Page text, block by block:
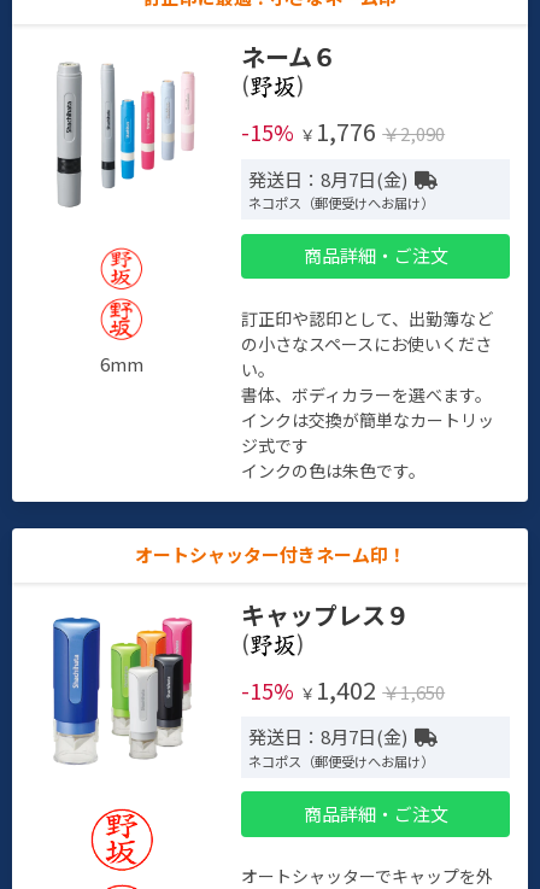
6mm
ネーム６
(
)
-15% ￥ 1,776 ￥2,090
発送日：8月7日(金)
ネコポス（郵便受けへお届け）
商品詳細・ご注文
訂正印や認印として、出勤簿など
の小さなスペースにお使いくださ
い。
書体、ボディカラーを選べます。
インクは交換が簡単なカートリッ
ジ式です
インクの色は朱色です。
オートシャッター付きネーム印！
キャップレス９
(
)
-15% ￥ 1,402 ￥1,650
発送日：8月7日(金)
ネコポス（郵便受けへお届け）
商品詳細・ご注文
オートシャッターでキャップを外